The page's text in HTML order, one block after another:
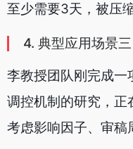
至少需要3天，被压
4. 典型应用场景
李教授团队刚完成一
调控机制的研究，正
考虑影响因子、审稿